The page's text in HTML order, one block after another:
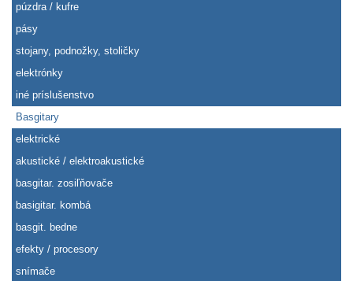
púzdra / kufre
pásy
stojany, podnožky, stoličky
elektrónky
iné príslušenstvo
Basgitary
elektrické
akustické / elektroakustické
basgitar. zosiľňovače
basigitar. kombá
basgit. bedne
efekty / procesory
snímače